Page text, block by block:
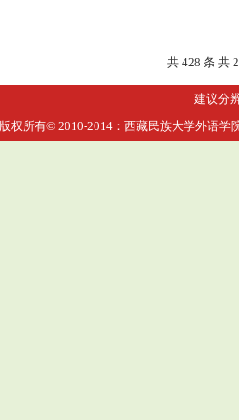
共 428 条 共
建议分
版权所有© 2010-2014：西藏民族大学外语